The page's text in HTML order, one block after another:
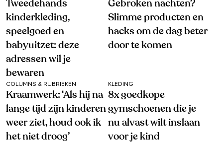
Tweedehands
kinderkleding,
speelgoed en
babyuitzet: deze
adressen wil je
bewaren
Gebroken nachten?
Slimme producten en
hacks om de dag beter
door te komen
COLUMNS & RUBRIEKEN
Kraamwerk: ‘Als hij na
lange tijd zijn kinderen
weer ziet, houd ook ik
het niet droog’
KLEDING
8x goedkope
gymschoenen die je
nu alvast wilt inslaan
voor je kind